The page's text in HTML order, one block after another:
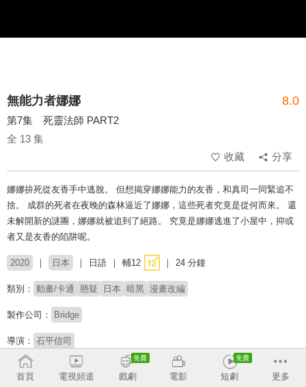
無能力者娜娜 8.0
第7集 死靈法師 PART2
全 13 集
收藏
分享
娜娜拚死從友香手中逃脫。 但想揭穿娜娜能力的友香，和真司一同緊追不
捨。 成群的死者在夜晚的森林逼近了娜娜，這些死者究竟是從何而來。 還
未解開新的謎團，娜娜就被追到了絕路。 究竟是娜娜逃進了小屋中，抑或
者又是友香的陷阱呢。
2020 日本 日語 輔12 24 分鐘
類別： 動畫/卡通 懸疑 日本 暗黑 漫畫改編
製作公司： Bridge
導演： 石平信司
配音： 大久保瑠美 中村悠一 中島卓也 手塚ヒロミチ
小坂井祐莉絵
田丸篤志 富田美憂 ニノ宮愛子 大野智敬
首頁 電視頻道 戲劇 電影 短劇 更多